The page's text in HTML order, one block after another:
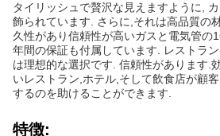
タイリッシュで贅沢な見えますように,
飾られています. さらに,それは高品質の
久性があり信頼性が高いガスと電気管の
年間の保証も付属しています. レストラ
は理想的な選択です. 信頼性があります.
いレストラン,ホテル,そして飲食店が顧
するのを助けることができます.
特徴: